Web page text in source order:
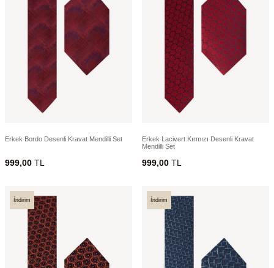
Erkek Bordo Desenli Kravat Mendilli Set
999,00 TL
Erkek Lacivert Kırmızı Desenli Kravat
Mendilli Set
999,00 TL
İndirim İndirim